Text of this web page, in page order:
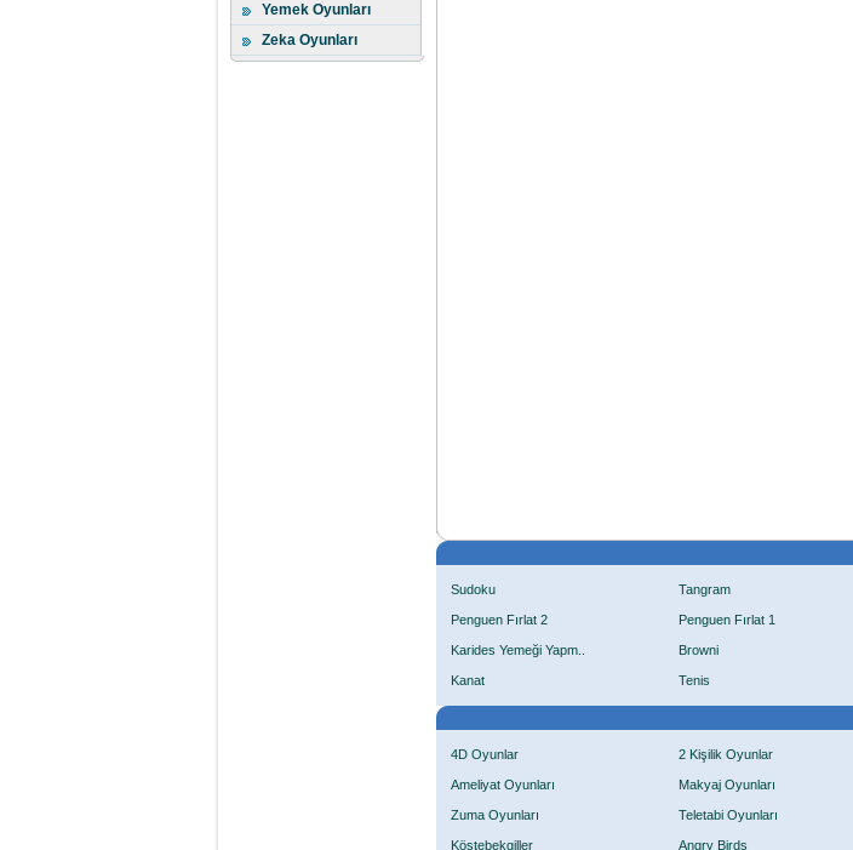
Yemek Oyunları
Zeka Oyunları
Sudoku Tangram
Penguen Fırlat 2 Penguen Fırlat 1
Karides Yemeği Yapm.. Browni
Kanat Tenis
4D Oyunlar 2 Kişilik Oyunlar
Ameliyat Oyunları Makyaj Oyunları
Zuma Oyunları Teletabi Oyunları
Köstebekgiller Angry Birds